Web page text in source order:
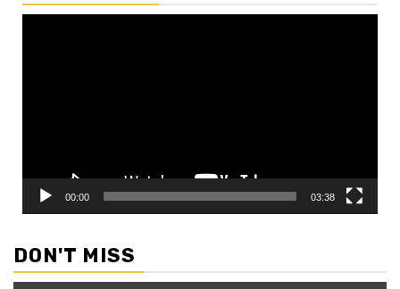
00:00 03:38
DON'T MISS